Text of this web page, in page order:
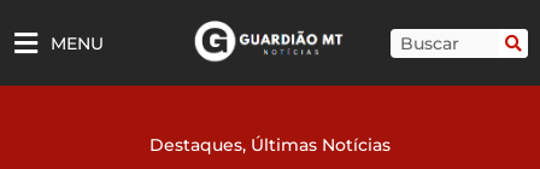
para
MENU Pesquisar
Destaques, Últimas Notícias